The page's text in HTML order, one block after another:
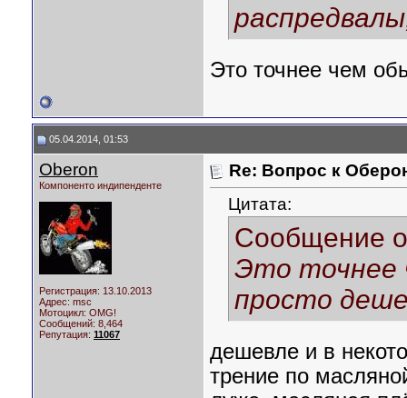
Это точнее чем
05.04.2014, 01:53
Oberon
Компоненто индипенденте
Регистрация: 13.10.2013
Адрес: msc
Мотоцикл: OMG!
Сообщений: 8,464
Репутация: 11067
Re: Вопрос к
Цитата:
Сообщение
Это точнее
просто
дешевле и в
трение по